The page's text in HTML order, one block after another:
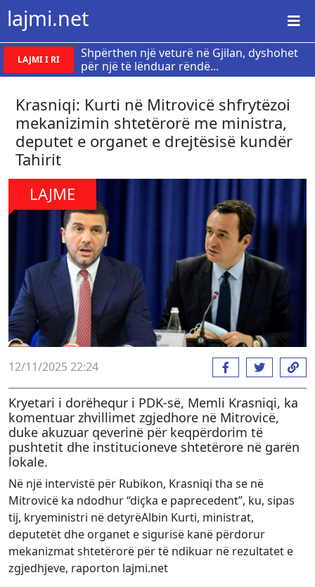
lajmi.net
LAJMI I RI
Shpërthen një veturë në Gjilan, dyshohet
për një të lënduar rëndë...
Krasniqi: Kurti në Mitrovicë shfrytëzoi
mekanizimin shtetërorë me ministra,
deputet e organet e drejtësisë kundër
Tahirit
LAJME
12/11/2025 22:24
Kryetari i dorëhequr i PDK-së, Memli Krasniqi, ka
komentuar zhvillimet zgjedhore në Mitrovicë,
duke akuzuar qeverinë për keqpërdorim të
pushtetit dhe institucioneve shtetërore në garën
lokale.
Në një intervistë për Rubikon, Krasniqi tha se në
Mitrovicë ka ndodhur “diçka e paprecedent”, ku, sipas
tij, kryeministri në detyrëAlbin Kurti, ministrat,
deputetët dhe organet e sigurisë kanë përdorur
mekanizmat shtetërorë për të ndikuar në rezultatet e
zgjedhjeve, raporton lajmi.net